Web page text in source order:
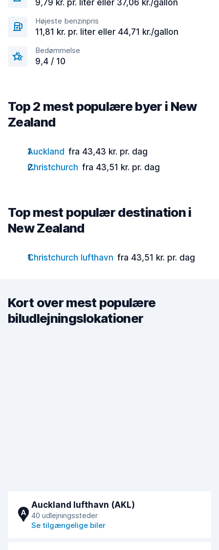
9,79 kr. pr. liter eller 37,06 kr./gallon
Højeste benzinpris
11,81 kr. pr. liter eller 44,71 kr./gallon
Bedømmelse
9,4 / 10
Top 2 mest populære byer i New
Zealand
Auckland fra 43,43 kr. pr. dag
Christchurch fra 43,51 kr. pr. dag
Top mest populær destination i
New Zealand
Christchurch lufthavn fra 43,51 kr. pr. dag
Kort over mest populære
biludlejningslokationer
A
Auckland lufthavn (AKL)
40 udlejningssteder
Se tilgængelige biler